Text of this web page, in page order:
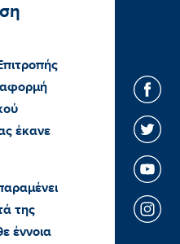
αφορμή
έκανε
της
έννοια